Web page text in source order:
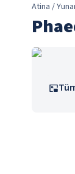
Atina /